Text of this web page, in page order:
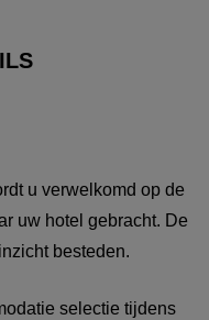
u verwelkomd op de
uw hotel gebracht. De
besteden.
selectie tijdens